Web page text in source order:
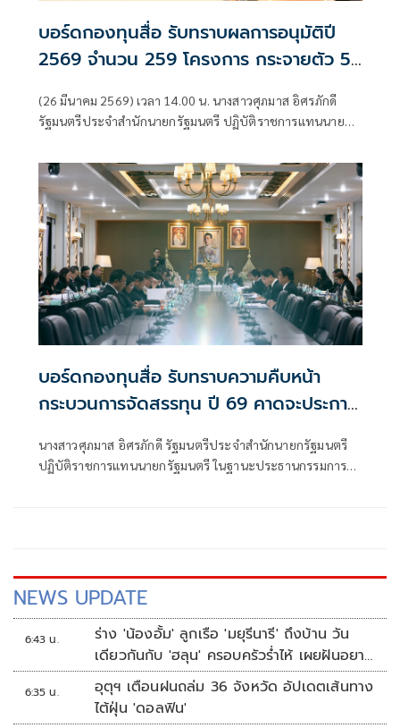
บอร์ดกองทุนสื่อ รับทราบผลการอนุมัติปี
2569 จำนวน 259 โครงการ กระจายตัว 5
บุคคลธรรมดา และองค์กรสาธารณะ
ที่สุดนับตั้งแต่ก่อตั้งกองทุนฯ
(26 มีนาคม 2569) เวลา 14.00 น. นางสาวศุภมาส อิศรภักดี
รัฐมนตรีประจำสำนักนายกรัฐมนตรี ปฏิบัติราชการแทนนายก
ปลอดภัยและสร้างสรรค์ เป็นประธานการประชุมคณะกรรมการ
กองทุนพัฒนาสื่อปลอดภัยและสร้างสรรค์ ครั้งที่ 3/2569 พร้อม
ด้วยนางสาวซาบีดา ไทยเศรษฐ์ รัฐมนตรีว่าการกระทรวง
วัฒนธรรม
บอร์ดกองทุนสื่อ รับทราบความคืบหน้า
กระบวนการจัดสรรทุน ปี 69 คาดจะประกาศ
นางสาวศุภมาส อิศรภักดี รัฐมนตรีประจำสำนักนายกรัฐมนตรี
ปฏิบัติราชการแทนนายกรัฐมนตรี ในฐานะประธานกรรมการ
NEWS UPDATE
6:43 น.
ร่าง 'น้องอั้ม' ลูกเรือ 'มยุรีนารี' ถึงบ้าน วัน
เดียวกันกับ 'ฮลุน' ครอบครัวร่ำไห้ เผยฝันอยาก
เป็นทหารเรือ
6:35 น.
อุตุฯ เตือนฝนถล่ม 36 จังหวัด อัปเดตเส้นทาง
ไต้ฝุ่น 'ดอลฟิน'